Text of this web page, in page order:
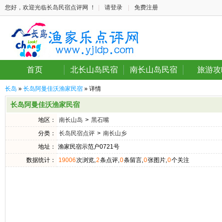
您好，欢迎光临长岛民宿点评网 ！ 请登录 免费注册
首页 北长山岛民宿 南长山岛民宿 旅游
长岛 » 长岛阿曼佳沃渔家民宿 » 详情
长岛阿曼佳沃渔家民宿
地区： 南长山岛 > 黑石嘴
分类：
长岛民宿点评 > 南长山乡
地址：
渔家民宿示范户0721号
数据统计：
19006 次浏览,2条点评,0条留言,0张图片,0个关注